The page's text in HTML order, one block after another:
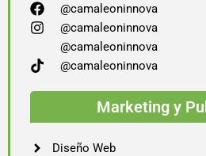
@camaleoninnova
@camaleoninnova
@camaleoninnova
@camaleoninnova
Marketing y
Diseño Web